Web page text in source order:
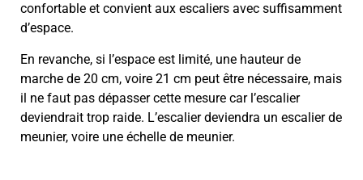
confortable et convient aux escaliers avec suffisamment
d’espace.
En revanche, si l’espace est limité, une hauteur de
marche de 20 cm, voire 21 cm peut être nécessaire, mais
il ne faut pas dépasser cette mesure car l’escalier
deviendrait trop raide. L’escalier deviendra un escalier de
meunier, voire une échelle de meunier.